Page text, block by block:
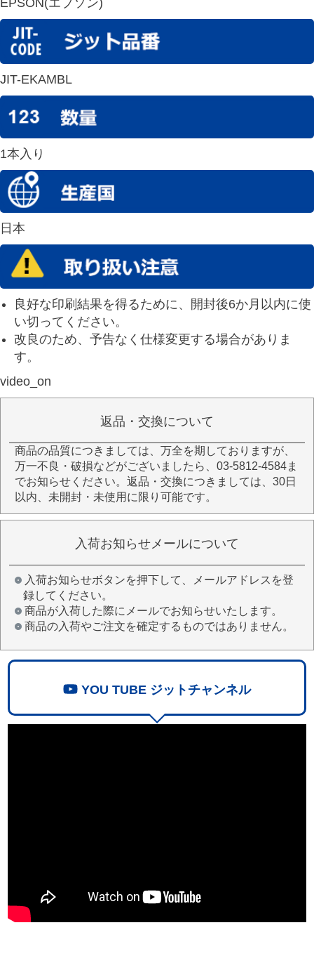
EPSON(エプソン)
JIT-EKAMBL
1本入り
日本
良好な印刷結果を得るために、開封後6か月以内に使
い切ってください。
改良のため、予告なく仕様変更する場合がありま
す。
video_on
返品・交換について
商品の品質につきましては、万全を期しておりますが、
万一不良・破損などがございましたら、03-5812-4584ま
でお知らせください。返品・交換につきましては、30日
以内、未開封・未使用に限り可能です。
入荷お知らせメールについて
入荷お知らせボタンを押下して、メールアドレスを登
録してください。
商品が入荷した際にメールでお知らせいたします。
商品の入荷やご注文を確定するものではありません。
YOU TUBE ジットチャンネル